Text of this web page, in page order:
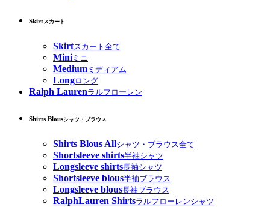
Skirtスカート
Skirtスカート全て
Miniミニ
Medium ミディアム
Longロング
Ralph Laurenラルフローレン
Shirts Blousシャツ・ブラウス
Shirts Blous Allシャツ・ブラウス全て
Shortsleeve shirts半袖シャツ
Longsleeve shirts長袖シャツ
Shortsleeve blous半袖ブラウス
Longsleeve blous長袖ブラウス
RalphLauren Shirtsラルフローレンシャツ